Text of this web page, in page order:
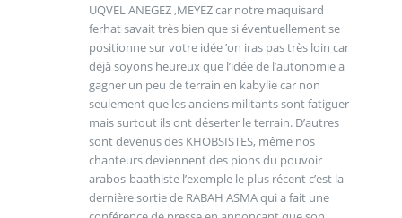
UQVEL ANEGEZ ,MEYEZ car notre maquisard
ferhat savait très bien que si éventuellement se
positionne sur votre idée ’on iras pas très loin car
déjà soyons heureux que l’idée de l’autonomie a
gagner un peu de terrain en kabylie car non
seulement que les anciens militants sont fatiguer
mais surtout ils ont déserter le terrain. D’autres
sont devenus des KHOBSISTES, même nos
chanteurs deviennent des pions du pouvoir
arabos-baathiste l’exemple le plus récent c’est la
dernière sortie de RABAH ASMA qui a fait une